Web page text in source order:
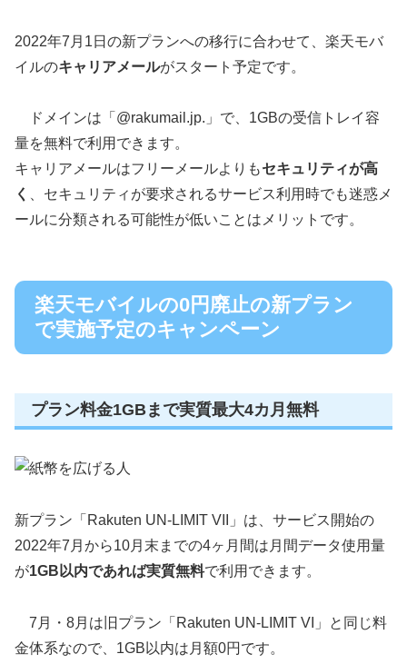
2022年7月1日の新プランへの移行に合わせて、楽天モバ
イルのキャリアメールがスタート予定です。
ドメインは「@rakumail.jp.」で、1GBの受信トレイ容
量を無料で利用できます。
キャリアメールはフリーメールよりもセキュリティが高
く 、セキュリティが要求されるサービス利用時でも迷惑メ
ールに分類される可能性が低いことはメリットです。
楽天モバイルの0円廃止の新プラン
で実施予定のキャンペーン
プラン料金1GBまで実質最大4カ月無料
新プラン「Rakuten UN-LIMIT VII」は、サービス開始の
2022年7月から10月末までの4ヶ月間は月間データ使用量
が1GB以内であれば実質無料で利用できます。
7月・8月は旧プラン「Rakuten UN-LIMIT VI」と同じ料
金体系なので、1GB以内は月額0円です。